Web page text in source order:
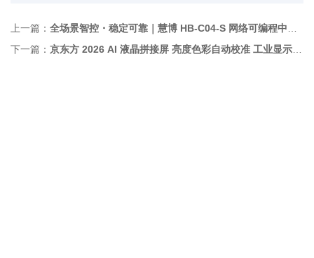
上一篇： 全场景智控・稳定可靠｜慧博 HB‑C04‑S 网络可编程中控核心优势解析
下一篇： 京东方 2026 AI 液晶拼接屏 亮度色彩自动校准 工业显示设备